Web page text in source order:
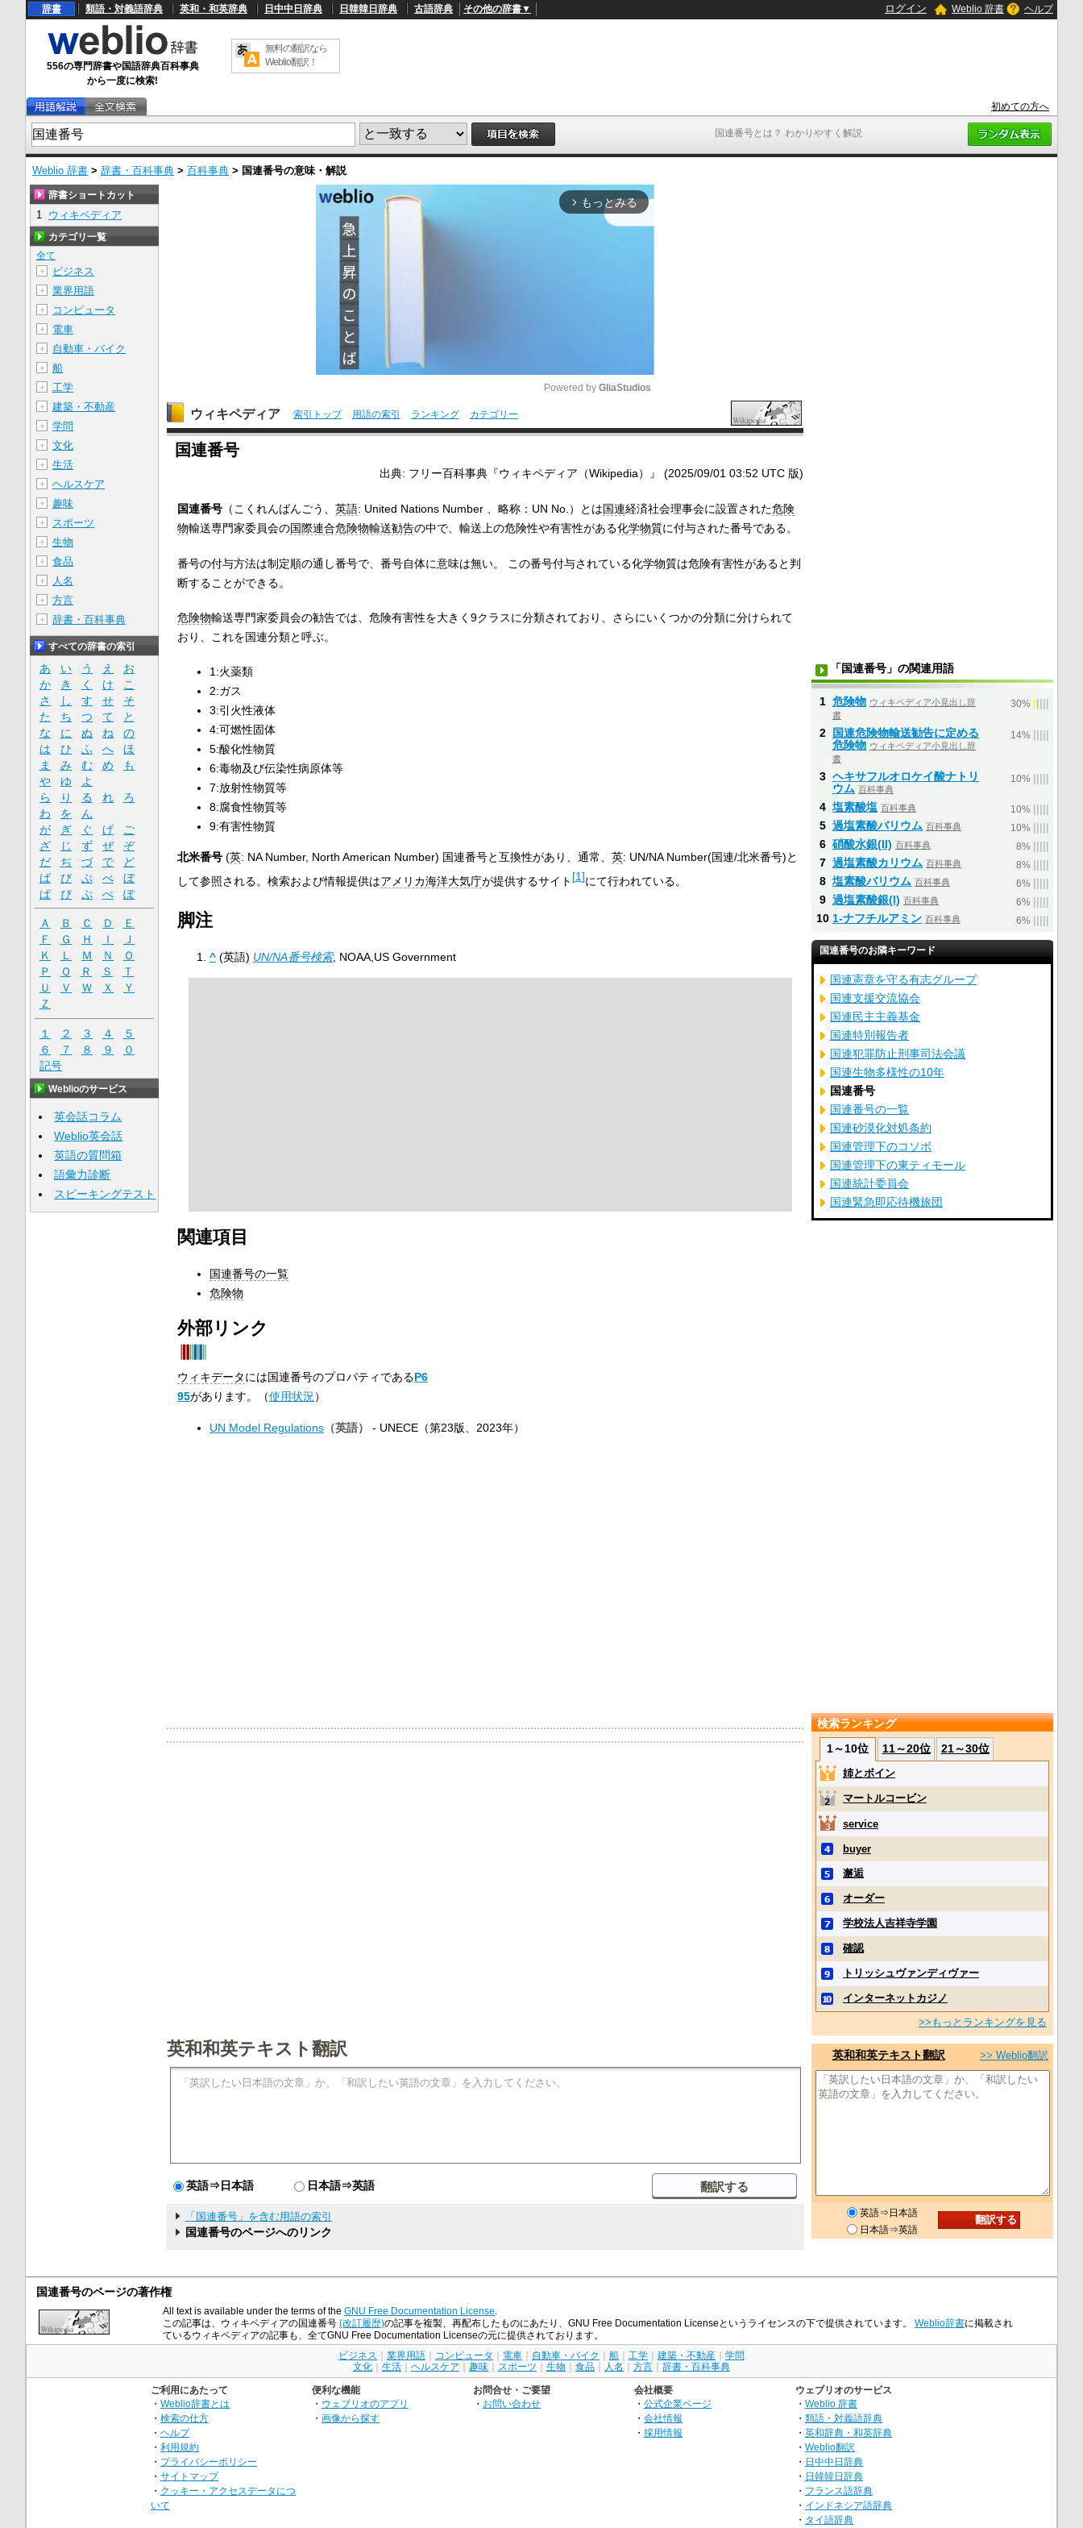
国連番号とは？ わかりやすく解説
辞書 類語・対義語辞典 英和・和英辞典 日中中日辞典 日韓韓日辞典 古語辞典 その他の辞書▼ ログイン Weblio 辞書 ヘルプ
556の専門辞書や国語辞典百科事典
から一度に検索!
無料の翻訳なら
Weblio翻訳！
初めての方へ
Weblio 辞書 > 辞書・百科事典 > 百科事典 > 国連番号の意味・解説
arrow_forward_ios もっとみる
M
t
Powered by GliaStudios
ウィキペディア 索引トップ 用語の索引 ランキング カテゴリー
国連番号
出典: フリー百科事典『ウィキペディア（Wikipedia）』 (2025/09/01 03:52 UTC 版)
国連番号（こくれんばんごう、 英語: United Nations Number、略称：UN No.）とは国連経済社会理事会に設置された危険
物輸送専門家委員会の国際連合危険物輸送勧告の中で、輸送上の危険性や有害性がある化学物質に付与された番号である。
番号の付与方法は制定順の通し番号で、番号自体に意味は無い。 この番号付与されている化学物質は危険有害性があると判
断することができる。
危険物輸送専門家委員会の勧告では、危険有害性を大きく9クラスに分類されており、さらにいくつかの分類に分けられて
おり、これを国連分類と呼ぶ。
1:火薬類
2:ガス
3:引火性液体
4:可燃性固体
5:酸化性物質
6:毒物及び伝染性病原体等
7:放射性物質等
8:腐食性物質等
9:有害性物質
北米番号(英: NA Number, North American Number) 国連番号と互換性があり、通常、 英: UN/NA Number(国連/北米番号)と
して参照される。検索および情報提供はアメリカ海洋大気庁が提供するサイト [1]にて行われている。
脚注
^ (英語) UN/NA番号検索, NOAA,US Government
関連項目
国連番号の一覧
危険物
外部リンク
ウィキデータには国連番号のプロパティであるP6
95があります。（使用状況 ）
UN Model Regulations（英語） - UNECE（第23版、2023年）
英和和英テキスト翻訳
英語⇒日本語 日本語⇒英語
「国連番号」を含む用語の索引
国連番号のページへのリンク
辞書ショートカット
1 ウィキペディア
カテゴリ一覧
全て
＋
ビジネス
＋ 業界用語
＋ コンピュータ
＋ 電車
＋ 自動車・バイク
＋ 船
＋ 工学
＋ 建築・不動産
＋ 学問
＋ 文化
＋ 生活
＋ ヘルスケア
＋ 趣味
＋ スポーツ
＋ 生物
＋ 食品
＋ 人名
＋ 方言
＋ 辞書・百科事典
すべての辞書の索引
あ い う え
お
か
き く け
こ
さ
し す せ
そ
た
ち つ て
と
な
に ぬ ね
の
は
ひ ふ へ
ほ
ま
み む め
も
や
ゆ
よ
ら
り る れ
ろ
わ
を
ん
が
ぎ ぐ げ
ご
ざ
じ ず ぜ
ぞ
だ
ぢ づ で
ど
ば
び ぶ べ
ぼ
ぱ
ぴ ぷ ぺ ぽ
Ａ Ｂ Ｃ Ｄ
Ｅ
Ｆ
Ｇ Ｈ Ｉ
Ｊ
Ｋ
Ｌ Ｍ Ｎ
Ｏ
Ｐ
Ｑ Ｒ Ｓ
Ｔ
Ｕ
Ｖ Ｗ Ｘ
Ｙ
Ｚ
１ ２ ３ ４
５
６
７ ８ ９
０
記号
Weblioのサービス
英会話コラム
Weblio英会話
英語の質問箱
語彙力診断
スピーキングテスト
「国連番号」の関連用語
1 危険物 ウィキペディア小見出し辞
書
30%
2
国連危険物輸送勧告に定める
危険物 ウィキペディア小見出し辞
書
14%
3 ヘキサフルオロケイ酸ナトリ
ウム 百科事典
10%
4 塩素酸塩 百科事典 10%
5 過塩素酸バリウム 百科事典 10%
6 硝酸水銀(II) 百科事典 8%
7 過塩素酸カリウム 百科事典 8%
8 塩素酸バリウム 百科事典 6%
9 過塩素酸銀(I) 百科事典 6%
10 1-ナフチルアミン 百科事典 6%
国連番号のお隣キーワード
国連憲章を守る有志グループ
国連支援交流協会
国連民主主義基金
国連特別報告者
国連犯罪防止刑事司法会議
国連生物多様性の10年
国連番号
国連番号の一覧
国連砂漠化対処条約
国連管理下のコソボ
国連管理下の東ティモール
国連統計委員会
国連緊急即応待機旅団
検索ランキング
1～10位
11～20位 21～30位
姉とボイン
マートルコービン
service
buyer
邂逅
オーダー
学校法人吉祥寺学園
確認
トリッシュヴァンディヴァー
インターネットカジノ
>>もっとランキングを見る
英和和英テキスト翻訳 >> Weblio翻訳
英語⇒日本語
日本語⇒英語
国連番号のページの著作権
All text is available under the terms of the GNU Free Documentation License
この記事は、ウィキペディアの国連番号 (改訂履歴)の記事を複製、再配布したものにあたり、GNU Free Documentation Licenseというライセンスの下で提供されています。 Weblio辞書に掲載され
ているウィキペディアの記事も、全てGNU Free Documentation Licenseの元に提供されております。
ビジネス 業界用語 コンピュータ 電車 自動車・バイク 船 工学 建築・不動産
学問
文化
生活 ヘルスケア 趣味 スポーツ 生物 食品 人名 方言 辞書・百科事典
ご利用にあたって
・ Weblio辞書とは
・ 検索の仕方
・ ヘルプ
・ 利用規約
・ プライバシーポリシー
・ サイトマップ
・ クッキー・アクセスデータにつ
いて
便利な機能
・ ウェブリオのアプリ
・ 画像から探す
お問合せ・ご要望
・ お問い合わせ
会社概要
・ 公式企業ページ
・ 会社情報
・ 採用情報
ウェブリオのサービス
・ Weblio 辞書
・ 類語・対義語辞典
・ 英和辞典・和英辞典
・ Weblio翻訳
・ 日中中日辞典
・ 日韓韓日辞典
・ フランス語辞典
・ インドネシア語辞典
・ タイ語辞典